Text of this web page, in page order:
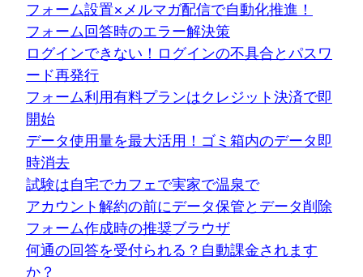
フォーム設置×メルマガ配信で自動化推進！
フォーム回答時のエラー解決策
ログインできない！ログインの不具合とパスワ
ード再発行
フォーム利用有料プランはクレジット決済で即
開始
データ使用量を最大活用！ゴミ箱内のデータ即
時消去
試験は自宅でカフェで実家で温泉で
アカウント解約の前にデータ保管とデータ削除
フォーム作成時の推奨ブラウザ
何通の回答を受付られる？自動課金されます
か？